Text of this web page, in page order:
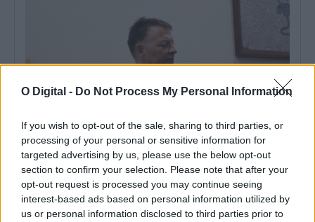
O Digital - Do Not Process My Personal Information
If you wish to opt-out of the sale, sharing to third parties, or
processing of your personal or sensitive information for
targeted advertising by us, please use the below opt-out
section to confirm your selection. Please note that after your
opt-out request is processed you may continue seeing
interest-based ads based on personal information utilized by
us or personal information disclosed to third parties prior to
PSP de Évora regista maior procura de apoio por vítimas de
violência doméstica
A PSP de Évora tem registado uma maior procura por parte de
vítimas de...
4 Agosto, 2026 - 15:09